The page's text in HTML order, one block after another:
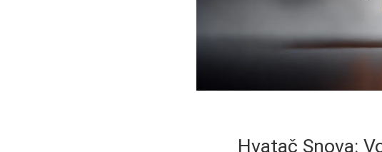
Hvatač Snova: